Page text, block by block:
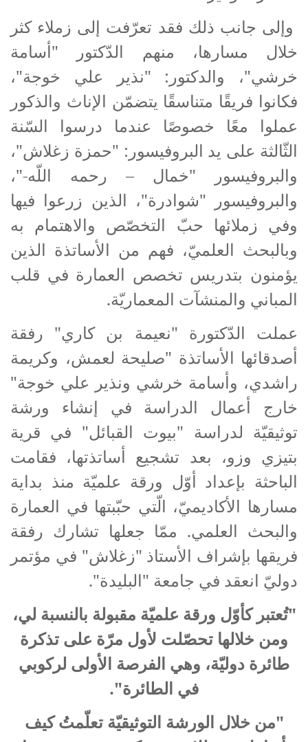
وإلى جانب ذلك فقد تعرّفت إلى زملاء كثر
خلال مسارها، منهم الدّكتور "أسامة
خرشي"، والدكتور: "نذير علي خوجة"،
فكانوا فريقًا متناسقًا يتضمّن الإناث والذكور
عملوا معًا خصوصًا عندما درسوا السّنة
الثّالثة على يد البروفيسور: "حمزة زغلاش"،
والبروفيسور "خمال – رحمه اللّه-"،
والبروفيسور "شوادرة"، الذين زرعوا فيها
وفي زملائها حبّ التخصّص والاهتمام به
وبالبحث العلميّ، فهم من الأساتذة الذين
يؤمنون بتدريس تخصص العمارة في قلب
المباني والمنشآت المعماريّة.
عملت الدّكتورة "نعيمة بن كاري" رفقة
أصدقائها الأساتذة "صليحة لعمش، وكريمة
راشدي، وأسامة خرشي ونذير علي خوجة"
خارج أعمال الدراسة في إنشاء ورشة
توثيقيّة لدراسة "بيوت القبائل" في قرية
بتيزي وزو، بعد تشجيع أساتذتها، فقامت
الباحثة بإعداد أوّل ورقة علميّة منذ بداية
مسارها الأكاديميّ، الّتي حبّبتها في العمارة
والبحث العلمي. ممّا جعلها تشارك رفقة
فريقها بإشراف الأستاذ "زغلاش" في مؤتمر
دوليّ انعقد في جامعة "البليدة".
"تُعتبر كأوّل ورقة علميّة مقبولة بالنسبة لي،
ومن خلالها تحصّلت لأول مرّة على تذكرة
طائرة دوليّة، وهي الفرصة الأولى لركوبي
في الطائرة".
"من خلال الورشة التوثيقيّة تعلّمتُ كيف